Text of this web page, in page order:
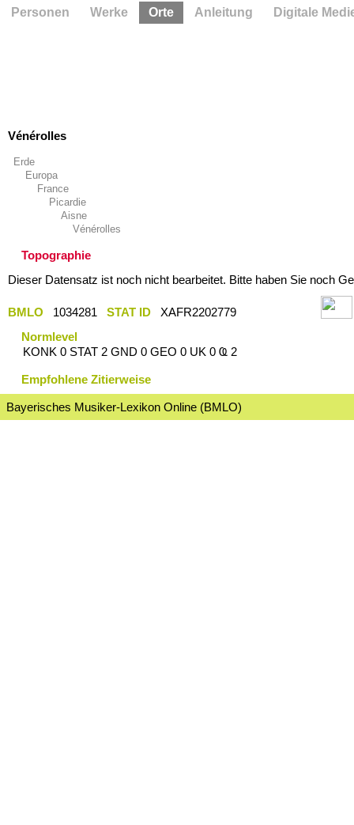
Vénérolles
Erde
Europa
France
Picardie
Aisne
Vénérolles
Topographie
Dieser Datensatz ist noch nicht bearbeitet. Bitte haben Sie noch
BMLO 1034281 STAT ID
XAFR2202779
Normlevel
KONK 0 STAT 2 GND 0 GEO 0 UK 0 Ҩ 2
Empfohlene Zitierweise
Bayerisches Musiker-Lexikon Online (BMLO)
Personen Werke Orte Anleitung Digitale